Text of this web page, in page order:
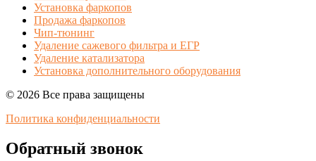
Установка фаркопов
Продажа фаркопов
Чип-тюнинг
Удаление сажевого фильтра и ЕГР
Удаление катализатора
Установка дополнительного оборудования
© 2026 Все права защищены
Политика конфиденциальности
Обратный звонок